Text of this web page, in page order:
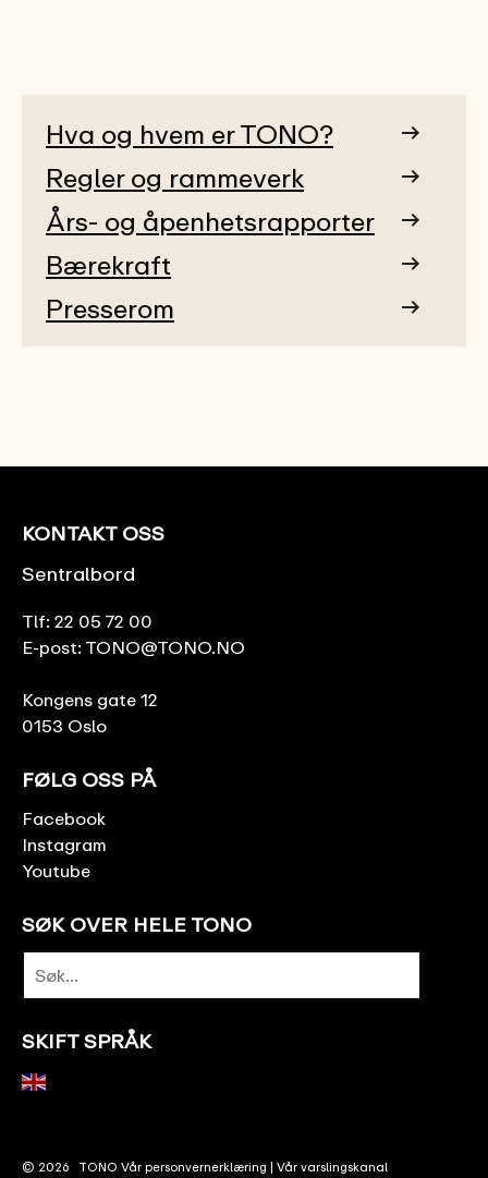
Hva og hvem er TONO?
Regler og rammeverk
Års- og åpenhetsrapporter
Bærekraft
Presserom
KONTAKT OSS
Sentralbord
Tlf: 22 05 72 00
E-post: TONO@TONO.NO
Kongens gate 12
0153 Oslo
FØLG OSS PÅ
Facebook
Instagram
Youtube
SØK OVER HELE TONO
SKIFT SPRÅK
© 2026 TONO Vår personvernerklæring | Vår varslingskanal